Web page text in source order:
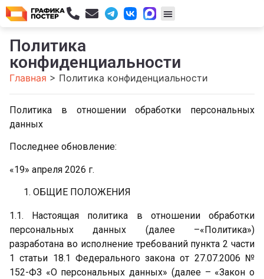
Политика
конфиденциальности
Главная > Политика конфиденциальности
Политика в отношении обработки персональных
данных
Последнее обновление:
«19» апреля 2026 г.
ОБЩИЕ ПОЛОЖЕНИЯ
1.1. Настоящая политика в отношении обработки
персональных данных (далее –«Политика»)
разработана во исполнение требований пункта 2 части
1 статьи 18.1 Федерального закона от 27.07.2006 №
152-ФЗ «О персональных данных» (далее – «Закон о